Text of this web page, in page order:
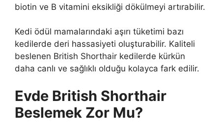
biotin ve B vitamini eksikliği dökülmeyi artırabilir.
Kedi ödül mamalarındaki aşırı tüketimi bazı
kedilerde deri hassasiyeti oluşturabilir. Kaliteli
beslenen British Shorthair kedilerde kürkün
daha canlı ve sağlıklı olduğu kolayca fark edilir.
Evde British Shorthair
Beslemek Zor Mu?